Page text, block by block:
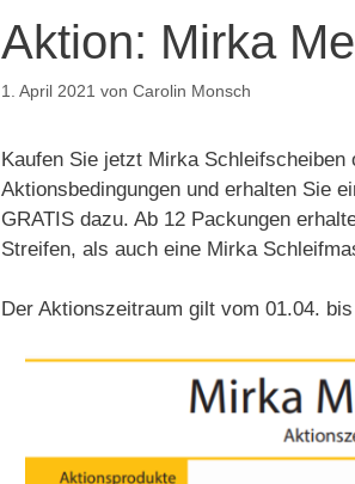
Aktion: Mirka
1. April 2021 von Carolin Monsch
Kaufen Sie jetzt Mirka
Aktionsbedingungen und erhalten Sie
GRATIS dazu. Ab 12 Packungen
Streifen, als auch eine Mirka
Der Aktionszeitraum gilt vom 01.04.